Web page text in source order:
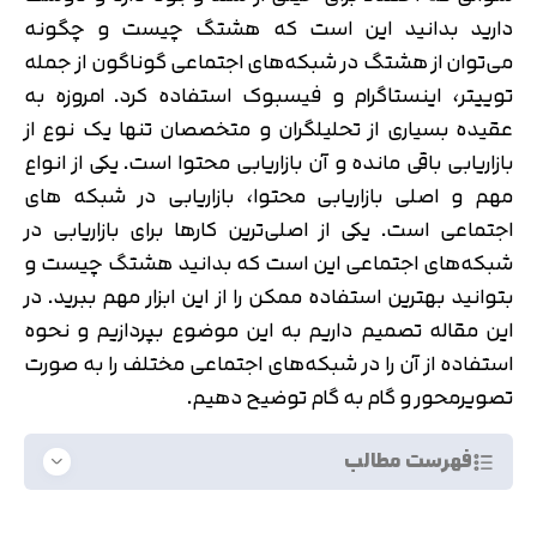
دارید بدانید این است که هشتگ چیست و چگونه
می‌توان از هشتگ در شبکه‌های اجتماعی گوناگون از جمله
توییتر، اینستاگرام و فیسبوک استفاده کرد. امروزه به
عقیده بسیاری از تحلیلگران و متخصصان تنها یک نوع از
بازاریابی باقی مانده و آن بازاریابی محتوا است. یکی از انواع
مهم و اصلی بازاریابی محتوا، بازاریابی در شبکه های
اجتماعی است. یکی از اصلی‌ترین کارها برای بازاریابی در
شبکه‌های اجتماعی این است که بدانید هشتگ چیست و
بتوانید بهترین استفاده ممکن را از این ابزار مهم ببرید. در
این مقاله تصمیم داریم به این موضوع بپردازیم و نحوه
استفاده از آن را در شبکه‌های اجتماعی مختلف را به صورت
تصویرمحور و گام به گام توضیح دهیم.
فهرست مطالب